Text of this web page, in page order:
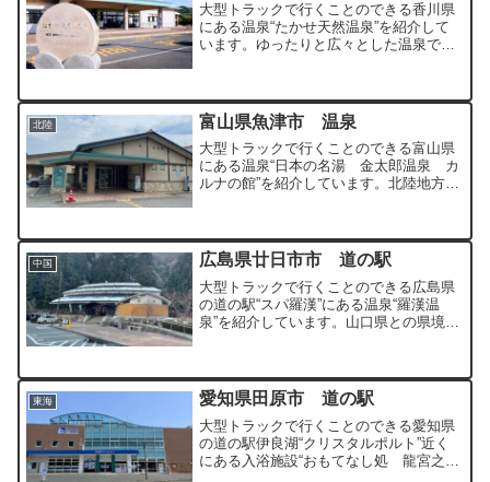
大型トラックで行くことのできる香川県
にある温泉“たかせ天然温泉”を紹介して
います。ゆったりと広々とした温泉でゆ
北陸 富山県魚津市 温泉
大型トラックで行くことのできる富山県
にある温泉“日本の名湯 金太郎温泉 カ
ルナの館”を紹介しています。北陸地方で
中国 広島県廿日市市 道の駅
大型トラックで行くことのできる広島県
の道の駅“スパ羅漢”にある温泉“羅漢温
泉”を紹介しています。山口県との県境の
東海 愛知県田原市 道の駅
大型トラックで行くことのできる愛知県
の道の駅伊良湖“クリスタルポルト”近く
にある入浴施設“おもてなし処 龍宮之